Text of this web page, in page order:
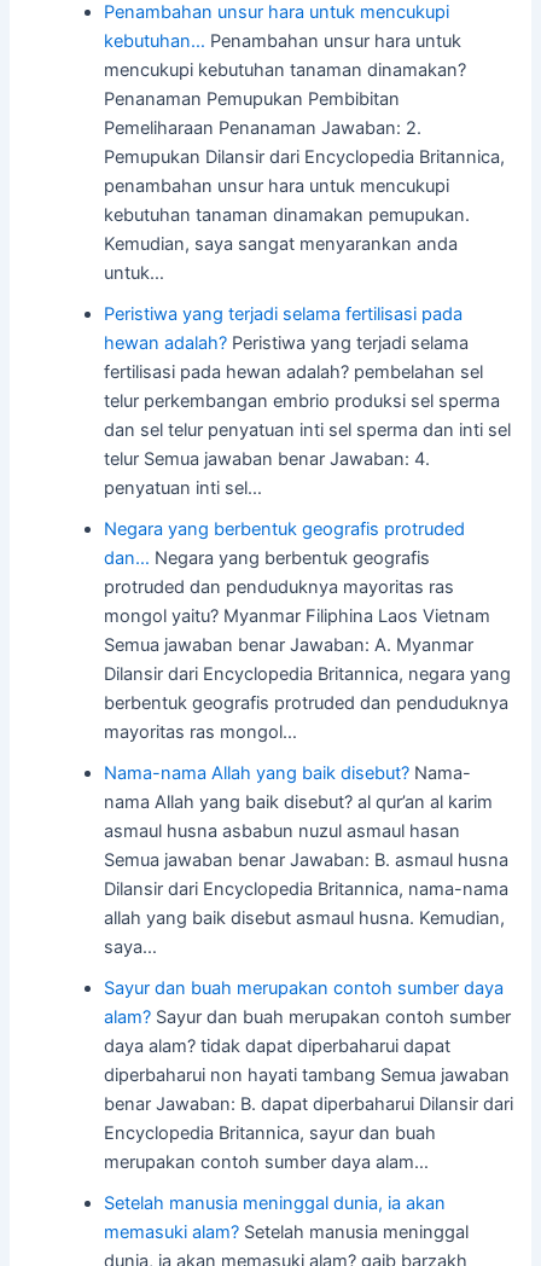
Penambahan unsur hara untuk mencukupi
kebutuhan… Penambahan unsur hara untuk
mencukupi kebutuhan tanaman dinamakan?
Penanaman Pemupukan Pembibitan
Pemeliharaan Penanaman Jawaban: 2.
Pemupukan Dilansir dari Encyclopedia Britannica,
penambahan unsur hara untuk mencukupi
kebutuhan tanaman dinamakan pemupukan.
Kemudian, saya sangat menyarankan anda
untuk…
Peristiwa yang terjadi selama fertilisasi pada
hewan adalah? Peristiwa yang terjadi selama
fertilisasi pada hewan adalah? pembelahan sel
telur perkembangan embrio produksi sel sperma
dan sel telur penyatuan inti sel sperma dan inti sel
telur Semua jawaban benar Jawaban: 4.
penyatuan inti sel…
Negara yang berbentuk geografis protruded
dan… Negara yang berbentuk geografis
protruded dan penduduknya mayoritas ras
mongol yaitu? Myanmar Filiphina Laos Vietnam
Semua jawaban benar Jawaban: A. Myanmar
Dilansir dari Encyclopedia Britannica, negara yang
berbentuk geografis protruded dan penduduknya
mayoritas ras mongol…
Nama-nama Allah yang baik disebut? Nama-
nama Allah yang baik disebut? al qur’an al karim
asmaul husna asbabun nuzul asmaul hasan
Semua jawaban benar Jawaban: B. asmaul husna
Dilansir dari Encyclopedia Britannica, nama-nama
allah yang baik disebut asmaul husna. Kemudian,
saya…
Sayur dan buah merupakan contoh sumber daya
alam? Sayur dan buah merupakan contoh sumber
daya alam? tidak dapat diperbaharui dapat
diperbaharui non hayati tambang Semua jawaban
benar Jawaban: B. dapat diperbaharui Dilansir dari
Encyclopedia Britannica, sayur dan buah
merupakan contoh sumber daya alam…
Setelah manusia meninggal dunia, ia akan
memasuki alam? Setelah manusia meninggal
dunia, ia akan memasuki alam? gaib barzakh